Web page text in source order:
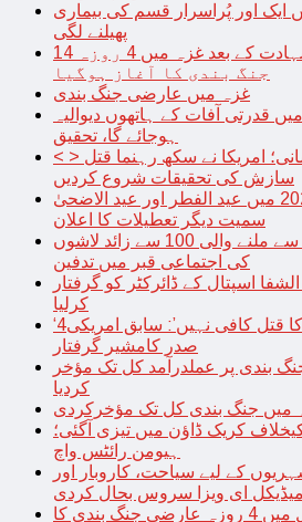
میں ایک اور پُراسرار قسم کی بیماری
پھیلنے لگی
14 ہزار فلسطینیوں کی شہادت کے بعد غزہ میں 4 روزہ
جنگ بندی کا آغاز ہوگیا
غزہ میں عارضی جنگ بندی
110 برس میں قدرتی آفات کے ہاتھوں دیوالیہ
ہوجائے گا، تحقیق
< > مودی کیلیے نئی پریشانی؛ امریکا نے سکھ رہنما قتل
سازش کی تحقیقات شروع کردیں
متحدہ عرب امارات: 2024 میں عید الفطر اور عید الاضحیٰ
سمیت دیگر تعطیلات کا اعلان
غزہ کے الشفاء اسپتال سے ملنے والی 100 سے زائد لاشوں
کی اجتماعی قبر میں تدفین
اسپتال کے ڈائرکٹر کو گرفتار
کرلیا
‘4ہزار فلسطینی بچوں کا قتل کافی نہیں’: سابق امریکی
صدر کامشیر گرفتار
بندی پر عملدرآمد کل تک مؤخر
کردیا
میں جنگ بندی کل تک مؤخرکردی
کریک ڈاؤن میں تیزی آگئی؛
ہیومن رائٹس واچ
کے لیے سیاحت، کاروبار اور
میڈیکل ای ویزا سروس بحال کردی
حماس اور اسرائیل میں 4 روزہ عارضی جنگ بندی کا